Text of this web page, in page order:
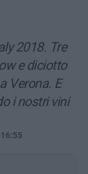
2018. Tre
e diciotto
Verona. E
i nostri vini